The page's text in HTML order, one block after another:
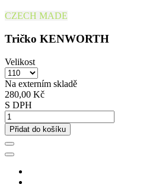
CZECH MADE
Tričko KENWORTH
Velikost
Na externím skladě
280,00 Kč
S DPH
Přidat do košíku